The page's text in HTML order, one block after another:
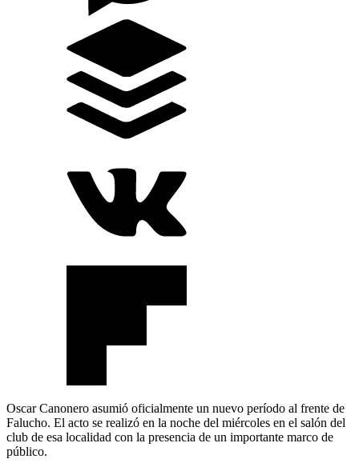
Oscar Canonero asumió oficialmente un nuevo período al frente de
Falucho. El acto se realizó en la noche del miércoles en el salón del
club de esa localidad con la presencia de un importante marco de
público.